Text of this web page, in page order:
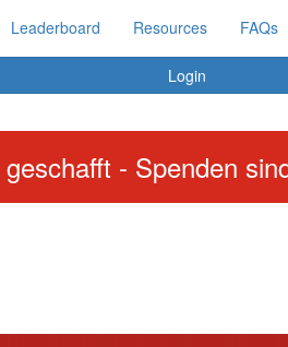
Leaderboard Resources FAQs
Login
- Spenden